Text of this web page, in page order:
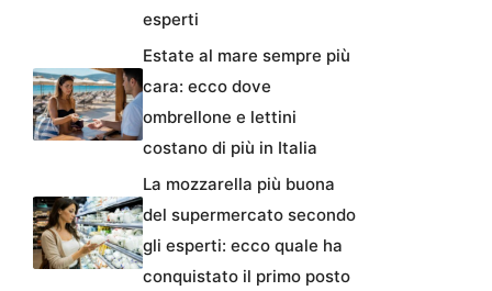
esperti
Estate al mare sempre più
cara: ecco dove
ombrellone e lettini
costano di più in Italia
La mozzarella più buona
del supermercato secondo
gli esperti: ecco quale ha
conquistato il primo posto